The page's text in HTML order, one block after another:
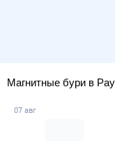
Магнитные бури в
07 авг